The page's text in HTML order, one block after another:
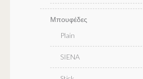
Μπουφέδες
Plain
SIENA